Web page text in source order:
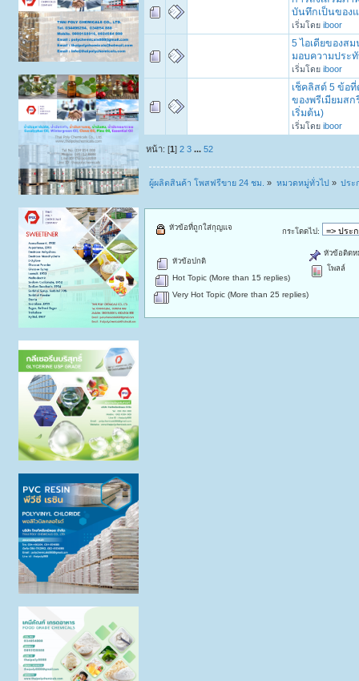
บันทึกเป็นของ
เริ่มโดย iboor
5 ไอเดียของส
มอบความประ
เริ่มโดย iboor
เช็คลิสต์ 5 ข้อ
ของพรีเมียมส
เริ่มต้น)
เริ่มโดย iboor
หน้า: [1]2 3 ...52
ผู้ผลิตสินค้า โพสฟรีขาย 24 ชม. » หมวดหมู่ทั่วไป » ประ
กระโดดไป:
หัวข้อปกติ
Hot Topic (More than 15 replies)
Very Hot Topic (More than 25 replies)
หัวข้อที่ถูกใส่กุญแจ
หัวข้อติดห
โพลล์